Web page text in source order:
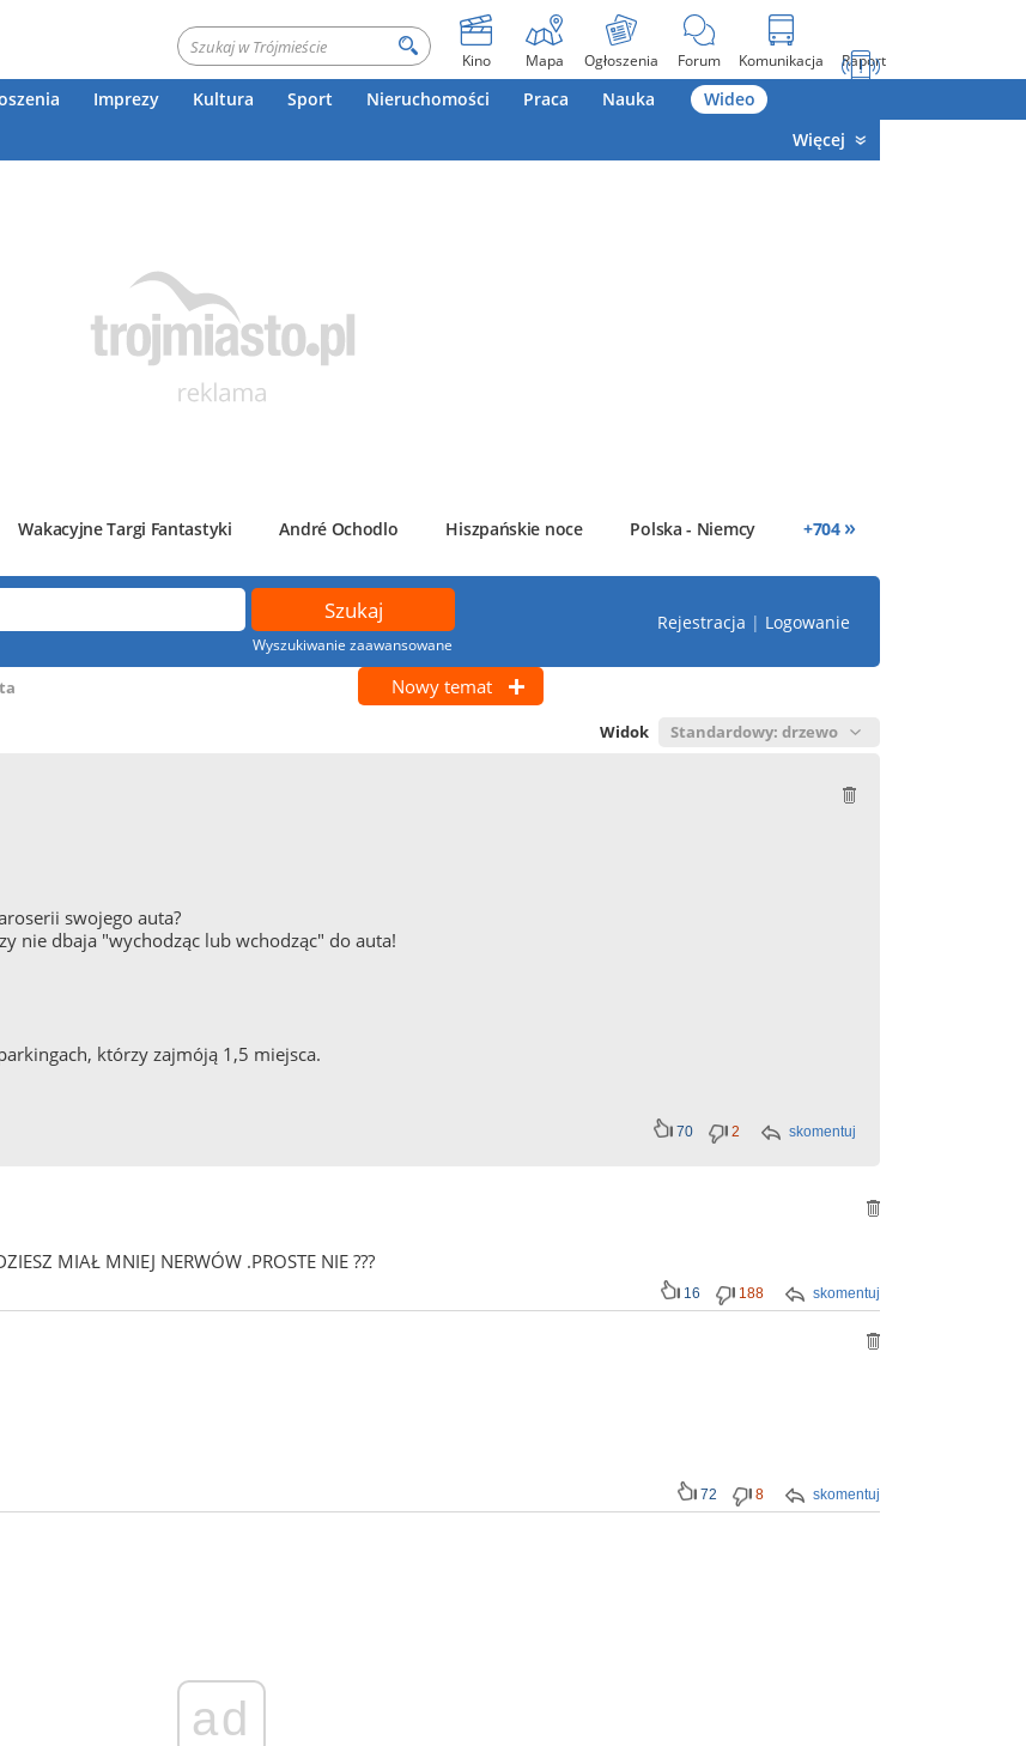
Kino Mapa Ogłoszenia Forum Komunikacja Raport
Imprezy Kultura Sport Nieruchomości Praca Nauka
Wideo
Więcej
Wakacyjne Targi Fantastyki André Ochodlo Hiszpańskie noce Polska - Niemcy +704 »
Wyszukiwanie zaawansowane
Rejestracja | Logowanie
Nowy temat
Widok
swojego auta?
nie dbaja "wychodząc lub wchodząc" do auta!
którzy zajmóją 1,5 miejsca.
skomentuj
70 2
MIAŁ MNIEJ NERWÓW .PROSTE NIE ???
skomentuj
16 188
skomentuj
72 8
ad